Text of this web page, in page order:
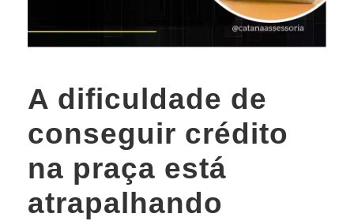
A dificuldade de
conseguir crédito
na praça está
atrapalhando